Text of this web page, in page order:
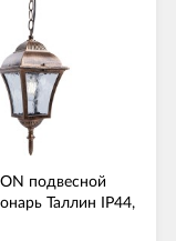
подвесной
Таллин IP44,